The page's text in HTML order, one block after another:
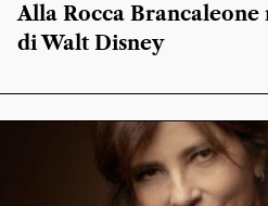
Alla Rocca Brancaleone
di Walt Disney